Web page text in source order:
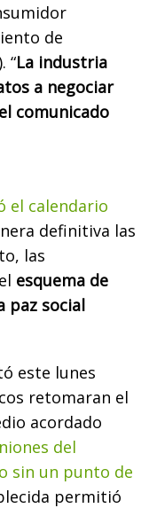
de
“La industria
a negociar
comunicado
el calendario
definitiva las
las
esquema de
paz social
este lunes
retomaran el
acordado
del
sin un punto de
permitió